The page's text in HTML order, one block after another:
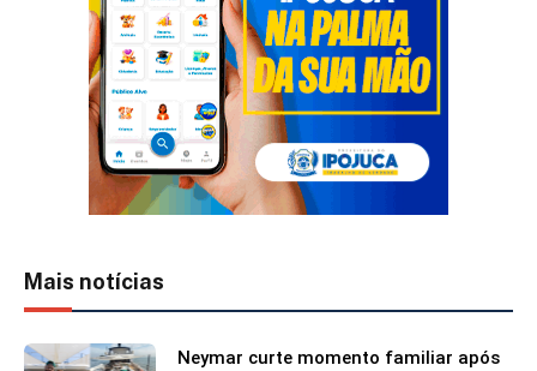
Mais notícias
Neymar curte momento familiar após